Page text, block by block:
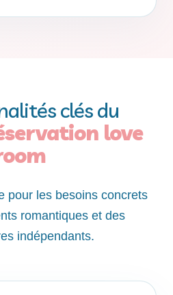
clés du
love
pour les besoins concrets
romantiques et des
indépendants.